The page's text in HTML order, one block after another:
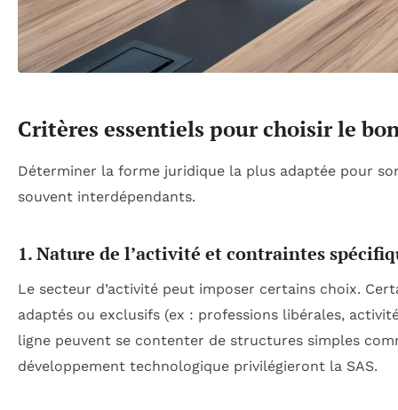
Critères essentiels pour choisir le
Déterminer la forme juridique la plus adaptée pour
souvent interdépendants.
1. Nature de l’activité et contraintes
Le secteur d’activité peut imposer certains choix.
adaptés ou exclusifs (ex : professions libérales,
ligne peuvent se contenter de structures simples
développement technologique privilégieront la SAS.